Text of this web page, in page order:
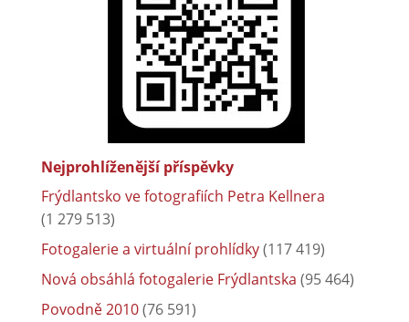
Nejprohlíženější příspěvky
Frýdlantsko ve fotografiích Petra Kellnera
(1 279 513)
Fotogalerie a virtuální prohlídky(117 419)
Nová obsáhlá fotogalerie Frýdlantska (95 464)
Povodně 2010(76 591)